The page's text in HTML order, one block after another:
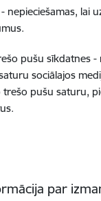
nepieciešamas, lai
pušu sīkdatnes -
sociālajos
trešo pušu saturu,
par